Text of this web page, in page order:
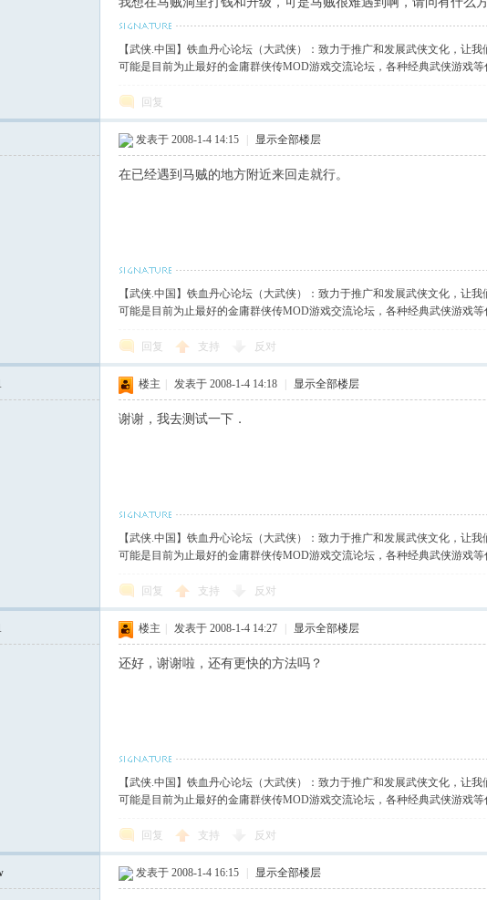
【武侠.中国】铁血丹心论坛（大武侠）：致力于推广和发展武侠文化，让我
可能是目前为止最好的金庸群侠传MOD游戏交流论坛，各种经典武侠游戏
回复
发表于 2008-1-4 14:15 显示全部楼层
在已经遇到马贼的地方附近来回走就行。
【武侠.中国】铁血丹心论坛（大武侠）：致力于推广和发展武侠文化，让我
可能是目前为止最好的金庸群侠传MOD游戏交流论坛，各种经典武侠游戏
回复 支持 反对
楼主 发表于 2008-1-4 14:18 显示全部楼层
谢谢，我去测试一下．
【武侠.中国】铁血丹心论坛（大武侠）：致力于推广和发展武侠文化，让我
可能是目前为止最好的金庸群侠传MOD游戏交流论坛，各种经典武侠游戏
回复 支持 反对
楼主 发表于 2008-1-4 14:27 显示全部楼层
还好，谢谢啦，还有更快的方法吗？
【武侠.中国】铁血丹心论坛（大武侠）：致力于推广和发展武侠文化，让我
可能是目前为止最好的金庸群侠传MOD游戏交流论坛，各种经典武侠游戏
回复 支持 反对
发表于 2008-1-4 16:15 显示全部楼层